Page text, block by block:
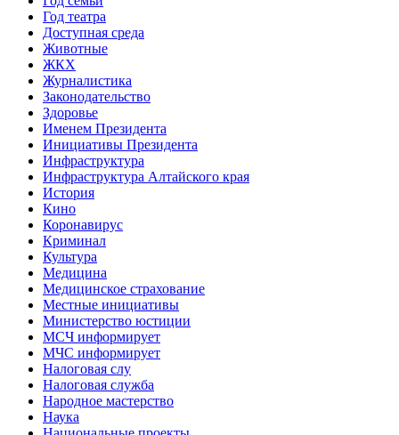
Год театра
Доступная среда
Животные
ЖКХ
Журналистика
Законодательство
Здоровье
Именем Президента
Инициативы Президента
Инфраструктура
Инфраструктура Алтайского края
История
Кино
Коронавирус
Криминал
Культура
Медицина
Медицинское страхование
Местные инициативы
Министерство юстиции
МСЧ информирует
МЧС информирует
Налоговая слу
Налоговая служба
Народное мастерство
Наука